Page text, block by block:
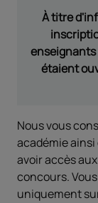
À titre
enseignants
étaient
Nous vous
académie ainsi
avoir accès
concours.
uniquement